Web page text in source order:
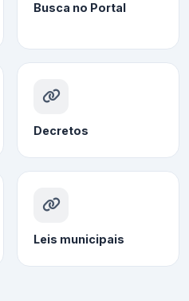
Busca no Portal
Decretos
Leis municipais